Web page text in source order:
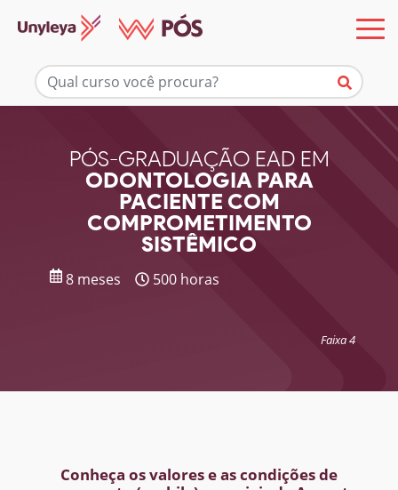
PÓS-GRADUAÇÃO EAD EM
ODONTOLOGIA PARA
PACIENTE COM
COMPROMETIMENTO
SISTÊMICO
8 meses 500 horas
Faixa 4
Conheça os valores e as condições de
Mais informações